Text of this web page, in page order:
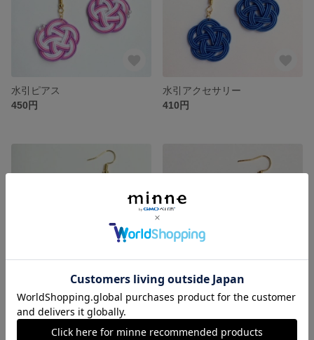
水引ピアス
450円
水引アクセサリー
410円
水引アクセサリー 白黒
520円
水引ピアス